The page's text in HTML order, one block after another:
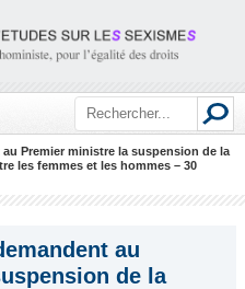
Premier ministre la suspension de la
les femmes et les hommes – 30
au
de la